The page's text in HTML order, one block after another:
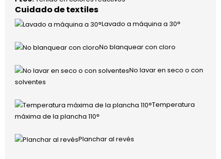
Cuidado de textiles
Lavado a máquina a 30°
No blanquear con cloro
No lavar en seco o con
solventes
Temperatura
máxima de la plancha 110°
Planchar al revés